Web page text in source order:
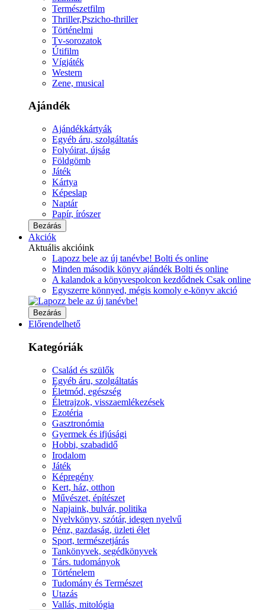
Természetfilm
Thriller,Pszicho-thriller
Történelmi
Tv-sorozatok
Útifilm
Vígjáték
Western
Zene, musical
Ajándék
Ajándékkártyák
Egyéb áru, szolgáltatás
Folyóirat, újság
Földgömb
Játék
Kártya
Képeslap
Naptár
Papír, írószer
Bezárás
Akciók
Aktuális akcióink
Lapozz bele az új tanévbe! Bolti és online
Minden második könyv ajándék Bolti és online
A kalandok a könyvespolcon kezdődnek Csak online
Egyszerre könnyed, mégis komoly e-könyv akció
Bezárás
Előrendelhető
Kategóriák
Család és szülők
Egyéb áru, szolgáltatás
Életmód, egészség
Életrajzok, visszaemlékezések
Ezotéria
Gasztronómia
Gyermek és ifjúsági
Hobbi, szabadidő
Irodalom
Játék
Képregény
Kert, ház, otthon
Művészet, építészet
Napjaink, bulvár, politika
Nyelvkönyv, szótár, idegen nyelvű
Pénz, gazdaság, üzleti élet
Sport, természetjárás
Tankönyvek, segédkönyvek
Társ. tudományok
Történelem
Tudomány és Természet
Utazás
Vallás, mitológia